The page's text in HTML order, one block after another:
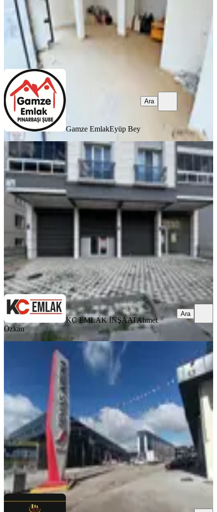
Gamze Emlak Eyüp Bey
Gamze EmlakEyüp Bey
Ara
Kc Emlak'tan Cadde Üzeri 260m2
Kurumsala Uygun Kiralık Dükkan
Ankara, Sincan
2 Oda·280 m²·06.08.2026
41.000 ₺
KC EMLAK İNŞAAT
Ara
KC EMLAK İNŞAATAhmet
Özkan
Ara
Sevindik'ten Sehaş Arena'da Düz
Giriş 70m2 Her İşe Uygun Dükkan
Ankara, Sincan
1 Oda
Düz Giriş (Zemin)·16.06.2026
40.000 ₺
SEVİNDİK EMLAK Hasan Sevindik
Ara